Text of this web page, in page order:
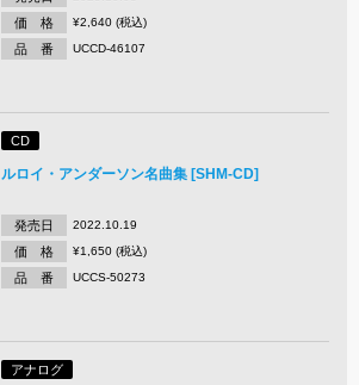
価 格 ¥2,640 (税込)
品 番 UCCD-46107
CD
ルロイ・アンダーソン名曲集 [SHM-CD]
発売日 2022.10.19
価 格 ¥1,650 (税込)
品 番 UCCS-50273
アナログ